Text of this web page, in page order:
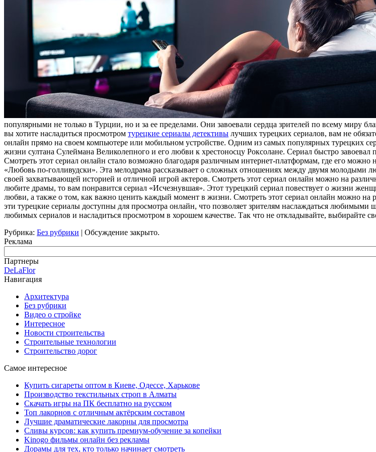
популярными не только в Турции, но и за ее пределами. Они завоевали сердца зрителей по всему миру
вы хотите насладиться просмотром турецкие сериалы детективы лучших турецких сериалов, вам не
онлайн прямо на своем компьютере или мобильном устройстве. Одним из самых популярных турецких
жизни султана Сулеймана Великолепного и его любви к хрестоносцу Роксолане. Сериал быстро
Смотреть этот сериал онлайн стало возможно благодаря различным интернет-платформам, где его
«Любовь по-голливудски». Эта мелодрама рассказывает о сложных отношениях между двумя молодыми
своей захватывающей историей и отличной игрой актеров. Смотреть этот сериал онлайн можно на
любите драмы, то вам понравится сериал «Исчезнувшая». Этот турецкий сериал повествует о жизни
любви, а также о том, как важно ценить каждый момент в жизни. Смотреть этот сериал онлайн можно на
эти турецкие сериалы доступны для просмотра онлайн, что позволяет зрителям наслаждаться
любимых сериалов и насладиться просмотром в хорошем качестве. Так что не откладывайте, выбирайте
Рубрика: Без рубрики | Обсуждение закрыто.
Реклама
Партнеры
DeLaFlor
Навигация
Архитектура
Без рубрики
Видео о стройке
Интересное
Новости строительства
Строительные технологии
Строительство дорог
Самое интересное
Купить сигареты оптом в Киеве, Одессе, Харькове
Производство текстильных строп в Алматы
Скачать игры на ПК бесплатно на русском
Топ лакорнов с отличным актёрским составом
Лучшие драматические лакорны для просмотра
Сливы курсов: как купить премиум-обучение за копейки
Kinogo фильмы онлайн без рекламы
Дорамы для тех, кто только начинает смотреть